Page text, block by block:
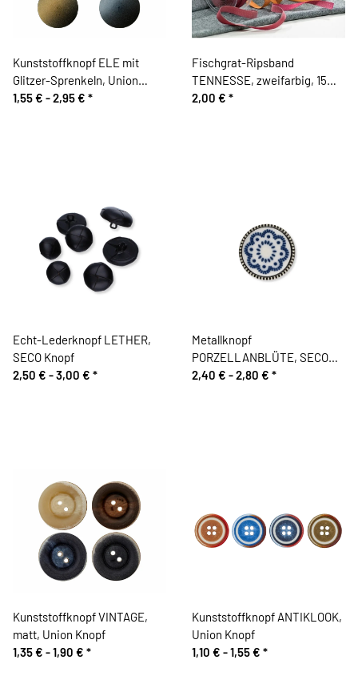
Kunststoffknopf ELE mit
Glitzer-Sprenkeln, Union
Knopf
1,55 € -2,95 € *
Fischgrat-Ripsband
TENNESSE, zweifarbig, 15
mm
2,00 € *
Echt-Lederknopf LETHER,
SECO Knopf
2,50 € -3,00 € *
Metallknopf
PORZELLANBLÜTE, SECO
Knopf
2,40 € -2,80 € *
Kunststoffknopf VINTAGE,
matt, Union Knopf
1,35 € -1,90 € *
Kunststoffknopf ANTIKLOOK,
Union Knopf
1,10 € -1,55 € *